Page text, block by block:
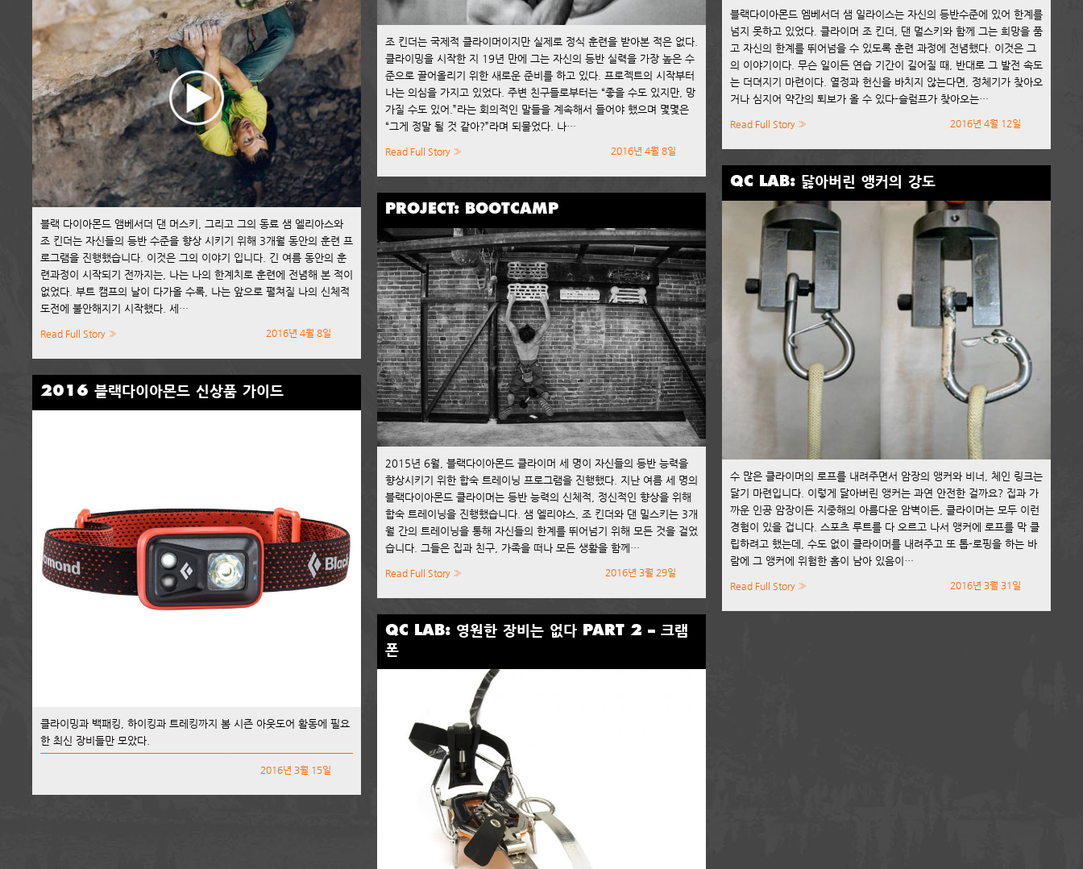
블랙다이아몬드 엠베서더 샘 일라이스는 자신의 등반수준에 있어 한계를
넘지 못하고 있었다. 클라이머 조 킨더, 댄 멀스키와 함께 그는 희망을 품
고 자신의 한계를 뛰어넘을 수 있도록 훈련 과정에 전념했다. 이것은 그
의 이야기이다. 무슨 일이든 연습 기간이 길어질 때, 반대로 그 발전 속도
는 더뎌지기 마련이다. 열정과 헌신을 바치지 않는다면, 정체기가 찾아오
거나 심지어 약간의 퇴보가 올 수 있다-슬럼프가 찾아오는…
2016년 4월 12일
Read Full Story »
조 킨더는 국제적 클라이머이지만 실제로 정식 훈련을 받아본 적은 없다.
클라이밍을 시작한 지 19년 만에 그는 자신의 등반 실력을 가장 높은 수
준으로 끌어올리기 위한 새로운 준비를 하고 있다. 프로젝트의 시작부터
나는 의심을 가지고 있었다. 주변 친구들로부터는 “좋을 수도 있지만, 망
가질 수도 있어.”라는 회의적인 말들을 계속해서 들어야 했으며 몇몇은
“그게 정말 될 것 같아?”라며 되물었다. 나…
2016년 4월 8일
Read Full Story »
블랙 다이아몬드 앰베서더 댄 머스키, 그리고 그의 동료 샘 엘리아스와
조 킨더는 자신들의 등반 수준을 향상 시키기 위해 3개월 동안의 훈련 프
로그램을 진행했습니다. 이것은 그의 이야기 입니다. 긴 여름 동안의 훈
련과정이 시작되기 전까지는, 나는 나의 한계치로 훈련에 전념해 본 적이
없었다. 부트 캠프의 날이 다가올 수록, 나는 앞으로 펼쳐질 나의 신체적
도전에 불안해지기 시작했다. 세…
2016년 4월 8일
Read Full Story »
QC LAB: 닳아버린 앵커의 강도
수 많은 클라이머의 로프를 내려주면서 암장의 앵커와 비너, 체인 링크는
닳기 마련입니다. 이렇게 닳아버린 앵커는 과연 안전한 걸까요? 집과 가
까운 인공 암장이든 지중해의 아름다운 암벽이든, 클라이머는 모두 이런
경험이 있을 겁니다. 스포츠 루트를 다 오르고 나서 앵커에 로프를 막 클
립하려고 했는데, 수도 없이 클라이머를 내려주고 또 톱-로핑을 하는 바
람에 그 앵커에 위험한 홈이 남아 있음이…
2016년 3월 31일
Read Full Story »
PROJECT: BOOTCAMP
2015년 6월, 블랙다이아몬드 클라이머 세 명이 자신들의 등반 능력을
향상시키기 위한 합숙 트레이닝 프로그램을 진행했다. 지난 여름 세 명의
블랙다이아몬드 클라이머는 등반 능력의 신체적, 정신적인 향상을 위해
합숙 트레이닝을 진행했습니다. 샘 엘리야스, 조 킨더와 댄 밀스키는 3개
월 간의 트레이닝을 통해 자신들의 한계를 뛰어넘기 위해 모든 것을 걸었
습니다. 그들은 집과 친구, 가족을 떠나 모든 생활을 함께…
2016년 3월 29일
Read Full Story »
2016 블랙다이아몬드 신상품 가이드
클라이밍과 백패킹, 하이킹과 트레킹까지 봄 시즌 아웃도어 활동에 필요
한 최신 장비들만 모았다.
2016년 3월 15일
QC LAB: 영원한 장비는 없다 PART 2 – 크램
폰